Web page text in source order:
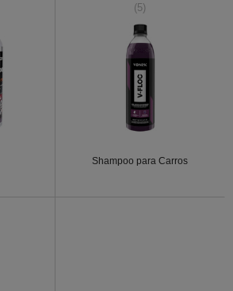
(5)
Shampoo para Carros